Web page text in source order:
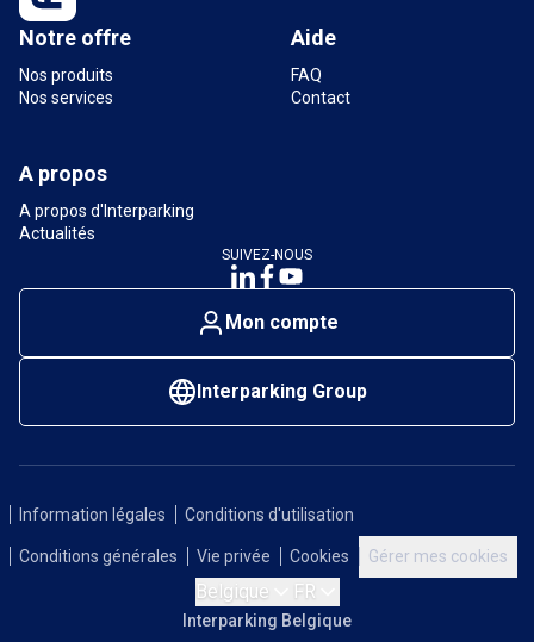
Notre offre
Nos produits
Nos services
Aide
FAQ
Contact
A propos
A propos d'Interparking
Actualités
SUIVEZ-NOUS
Mon compte
Interparking Group
Information légales Conditions d'utilisation
Conditions générales Vie privée Cookies Gérer mes cookies
Belgique FR
Interparking Belgique